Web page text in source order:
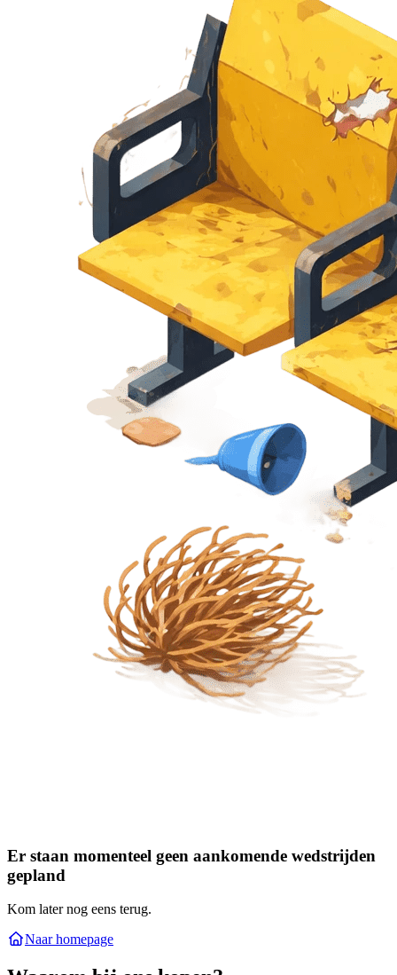
Er staan momenteel geen aankomende wedstrijden
gepland
Kom later nog eens terug.
Naar homepage